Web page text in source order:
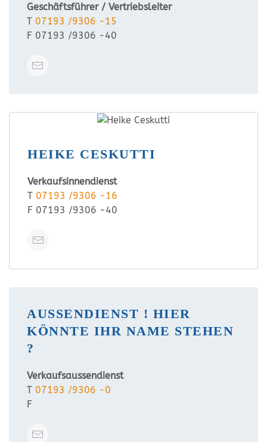
Geschäftsführer / Vertriebsleiter
T 07193 /9306 -15
F 07193 /9306 -40
HEIKE CESKUTTI
Verkaufsinnendienst
T 07193 /9306 -16
F 07193 /9306 -40
AUSSENDIENST ! HIER K
ÖNNTE IHR NAME STEHEN ?
Verkaufsaussendienst
T 07193 /9306 -0
F